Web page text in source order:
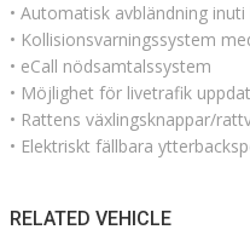
• Automatisk avbländning
• Kollisionsvarningssystem
• eCall nödsamtalssystem
• Möjlighet för livetrafik
• Rattens växlingsknappar/
• Elektriskt fällbara
RELATED VEHICLE